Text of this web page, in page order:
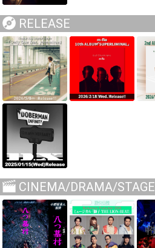
RELEASE
CINEMA/DRAMA/STAGE